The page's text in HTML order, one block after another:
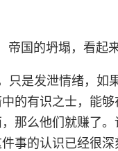
只是发泄情绪，如
的有识之士，能够
那么他们就赚了。
事的认识已经很深